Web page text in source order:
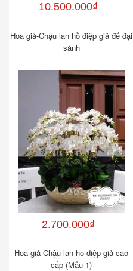
10.500.000₫
Hoa giả-Chậu lan hồ điệp giả để đại
sảnh
2.700.000₫
Hoa giả-Chậu lan hồ điệp giả cao
cấp (Mẫu 1)